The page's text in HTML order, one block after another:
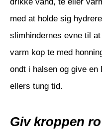
med at holde sig
slimhindernes evne til
varm kop te med
ondt i halsen og give
ellers tung tid.
Giv kroppen